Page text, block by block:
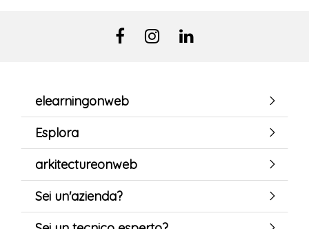
elearningonweb
Esplora
arkitectureonweb
Sei un'azienda?